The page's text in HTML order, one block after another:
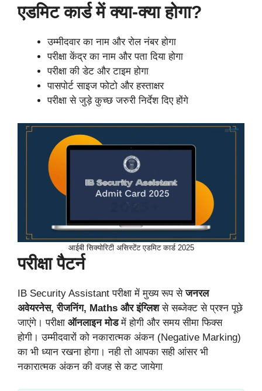
एडमिट कार्ड में क्या-क्या होगा?
उम्मीदवार का नाम और रोल नंबर होगा
परीक्षा केंद्र का नाम और पता दिया होगा
परीक्षा की डेट और टाइम होगा
पासपोर्ट साइज फोटो और हस्ताक्षर
परीक्षा से जुड़े कुच्छ जरुरी निर्देश दिए होंगे
आईबी सिक्योरिटी असिस्टेंट एडमिट कार्ड 2025
परीक्षा पैटर्न
IB Security Assistant परीक्षा में मुख्य रूप सेजनरल
अवेयरनेस, रीजनिंग, Maths और इंग्लिशसे सब्जेक्ट से प्रश्न पूछे
जाएंगे। परीक्षा ऑनलाइन मोडमें होगी और समय सीमा फिक्स
होगी। उम्मीदवारों को नकारात्मक अंकन (Negative Marking)
का भी ध्यान रखना होगा। नही तो आपका सही आंसर भी
नकारात्मक अंकन की वजह से कट जायेगा